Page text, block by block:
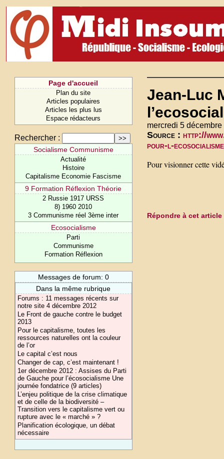
Page d'accueil
Plan du site
Articles populaires
Articles les plus lus
Espace rédacteurs
Rechercher :
Socialisme Communisme
Actualité
Histoire
Capitalisme Economie Fascisme
9 Formation Réflexion Théorie
2 Russie 1917 URSS
8) 1960 2010
3 Communisme réel 3ème inter
Ecosocialisme
Parti
Communisme
Formation Réflexion
Messages de forum: 0
Dans la même rubrique
Forums : 11 messages récents sur
notre site 4 décembre 2012
Le Front de gauche contre le budget
2013
Pour le capitalisme, toutes les
ressources naturelles ont la couleur
de l’or
Le capital c’est nous
Changer de cap, c’est maintenant !
1er décembre 2012 : Assises du Parti
de Gauche pour l’écosocialisme Une
journée fondatrice (9 articles)
L’enjeu politique de la crise climatique
et de celle de la biodiversité –
Transition vers le capitalisme vert ou
rupture avec le « marché » ?
Planification écologique, un débat
nécessaire
Jean-Luc
mercredi 5 décembre
Source : http://
pour-l-
Pour visionner cette
Répondre à cet article